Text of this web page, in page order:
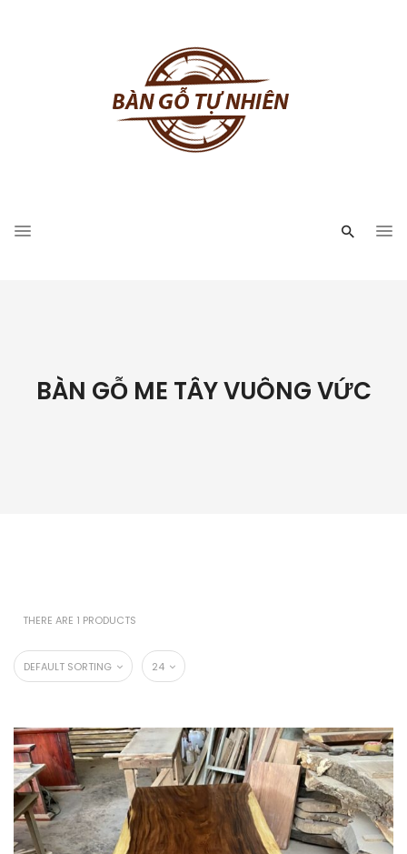
BÀN GỖ ME TÂY VUÔNG VỨC
THERE ARE 1 PRODUCTS
DEFAULT SORTING 24